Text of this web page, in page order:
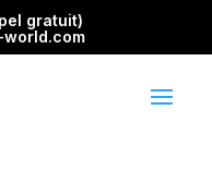
gratuit)